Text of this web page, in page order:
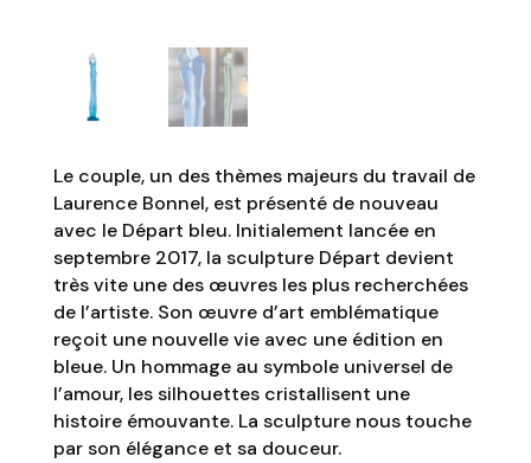
Le couple, un des thèmes majeurs du travail de
Laurence Bonnel, est présenté de nouveau
avec le Départ bleu. Initialement lancée en
septembre 2017, la sculpture Départ devient
très vite une des œuvres les plus recherchées
de l’artiste. Son œuvre d’art emblématique
reçoit une nouvelle vie avec une édition en
bleue. Un hommage au symbole universel de
l’amour, les silhouettes cristallisent une
histoire émouvante. La sculpture nous touche
par son élégance et sa douceur.